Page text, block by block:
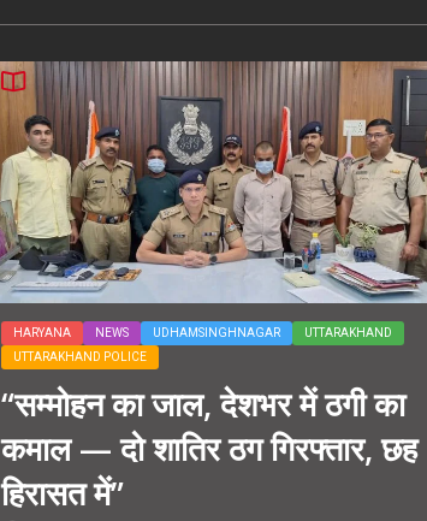
HARYANA NEWS UDHAMSINGHNAGAR
UTTARAKHAND
UTTARAKHAND POLICE
“सम्मोहन का जाल, देशभर में ठगी का
कमाल — दो शातिर ठग गिरफ्तार, छह
हिरासत में”